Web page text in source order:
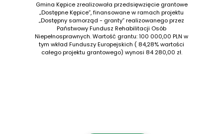
Gmina Kępice zrealizowała przedsięwzięcie grantowe
„Dostępne Kępice”, finansowane w ramach projektu
„Dostępny samorząd - granty” realizowanego przez
Państwowy Fundusz Rehabilitacji Osób
Niepełnosprawnych. Wartość grantu: 100 000,00 PLN w
tym wkład Funduszy Europejskich ( 84,28% wartości
całego projektu grantowego) wynosi 84 280,00 zł.